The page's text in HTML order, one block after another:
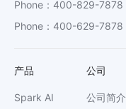
Phone ： 400-829-7878
Phone ： 400-629-7878
产品
Spark AI
公司
公司简介